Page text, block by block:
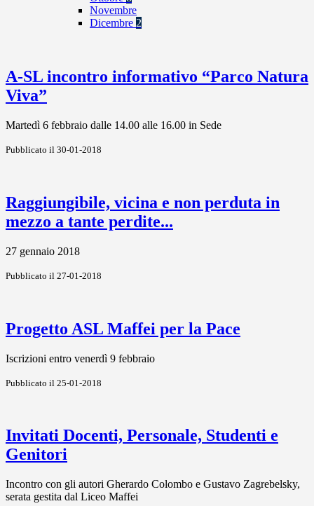
Novembre
Dicembre 2
A-SL incontro informativo “Parco Natura
Viva”
Martedì 6 febbraio dalle 14.00 alle 16.00 in Sede
Pubblicato il 30-01-2018
Raggiungibile, vicina e non perduta in
mezzo a tante perdite...
27 gennaio 2018
Pubblicato il 27-01-2018
Progetto ASL Maffei per la Pace
Iscrizioni entro venerdì 9 febbraio
Pubblicato il 25-01-2018
Invitati Docenti, Personale, Studenti e
Genitori
Incontro con gli autori Gherardo Colombo e Gustavo Zagrebelsky,
serata gestita dal Liceo Maffei